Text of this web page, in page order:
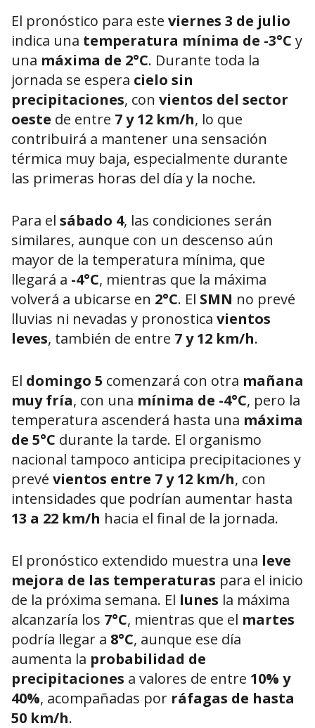
El pronóstico para este viernes 3 de julio
indica una temperatura mínima de -3°C y
una máxima de 2°C. Durante toda la
jornada se espera cielo sin
precipitaciones, con vientos del sector
oeste de entre 7 y 12 km/h, lo que
contribuirá a mantener una sensación
térmica muy baja, especialmente durante
las primeras horas del día y la noche.
Para el sábado 4, las condiciones serán
similares, aunque con un descenso aún
mayor de la temperatura mínima, que
llegará a -4°C, mientras que la máxima
volverá a ubicarse en 2°C. El SMN no prevé
lluvias ni nevadas y pronostica vientos
leves, también de entre 7 y 12 km/h.
El domingo 5 comenzará con otra mañana
muy fría, con una mínima de -4°C, pero la
temperatura ascenderá hasta una máxima
de 5°C durante la tarde. El organismo
nacional tampoco anticipa precipitaciones y
prevé vientos entre 7 y 12 km/h, con
intensidades que podrían aumentar hasta
13 a 22 km/h hacia el final de la jornada.
El pronóstico extendido muestra una leve
mejora de las temperaturas para el inicio
de la próxima semana. El lunes la máxima
alcanzaría los 7°C, mientras que el martes
podría llegar a 8°C, aunque ese día
aumenta la probabilidad de
precipitaciones a valores de entre 10% y
40%, acompañadas por ráfagas de hasta
50 km/h.